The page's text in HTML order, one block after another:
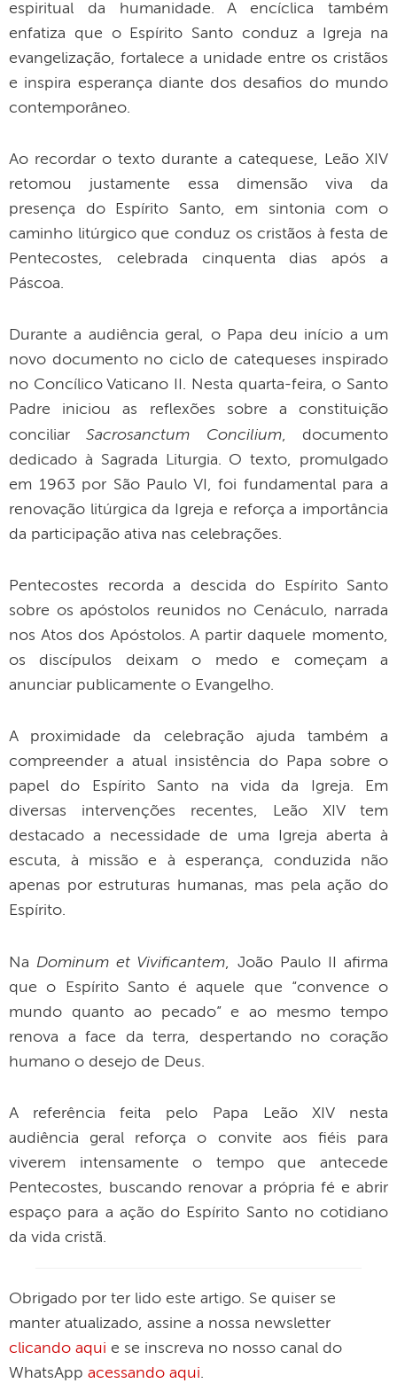
espiritual da humanidade. A encíclica também
enfatiza que o Espírito Santo conduz a Igreja na
evangelização, fortalece a unidade entre os cristãos
e inspira esperança diante dos desafios do mundo
contemporâneo.
Ao recordar o texto durante a catequese, Leão XIV
retomou justamente essa dimensão viva da
presença do Espírito Santo, em sintonia com o
caminho litúrgico que conduz os cristãos à festa de
Pentecostes, celebrada cinquenta dias após a
Páscoa.
Durante a audiência geral, o Papa deu início a um
novo documento no ciclo de catequeses inspirado
no Concílico Vaticano II. Nesta quarta-feira, o Santo
Padre iniciou as reflexões sobre a constituição
conciliarSacrosanctum Concilium, documento
dedicado à Sagrada Liturgia. O texto, promulgado
em 1963 por São Paulo VI, foi fundamental para a
renovação litúrgica da Igreja e reforça a importância
da participação ativa nas celebrações.
Pentecostes recorda a descida do Espírito Santo
sobre os apóstolos reunidos no Cenáculo, narrada
nos Atos dos Apóstolos. A partir daquele momento,
os discípulos deixam o medo e começam a
anunciar publicamente o Evangelho.
A proximidade da celebração ajuda também a
compreender a atual insistência do Papa sobre o
papel do Espírito Santo na vida da Igreja. Em
diversas intervenções recentes, Leão XIV tem
destacado a necessidade de uma Igreja aberta à
escuta, à missão e à esperança, conduzida não
apenas por estruturas humanas, mas pela ação do
Espírito.
NaDominum et Vivificantem, João Paulo II afirma
que o Espírito Santo é aquele que “convence o
mundo quanto ao pecado” e ao mesmo tempo
renova a face da terra, despertando no coração
humano o desejo de Deus.
A referência feita pelo Papa Leão XIV nesta
audiência geral reforça o convite aos fiéis para
viverem intensamente o tempo que antecede
Pentecostes, buscando renovar a própria fé e abrir
espaço para a ação do Espírito Santo no cotidiano
da vida cristã.
Obrigado por ter lido este artigo. Se quiser se
manter atualizado, assine a nossa newsletter
clicando aqui e se inscreva no nosso canal do
WhatsApp acessando aqui.